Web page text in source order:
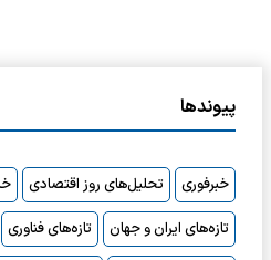
پیوندها
خبرفوری تحلیل‌های روز اقتصادی
تازه‌های ایران و جهان
تازه‌های فناوری